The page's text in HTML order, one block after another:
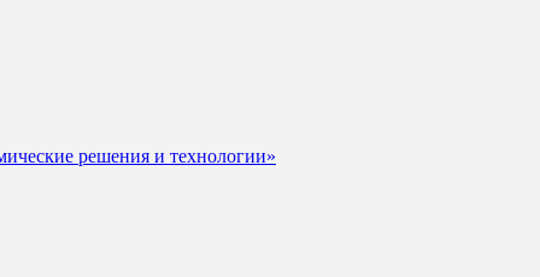
решения и технологии»